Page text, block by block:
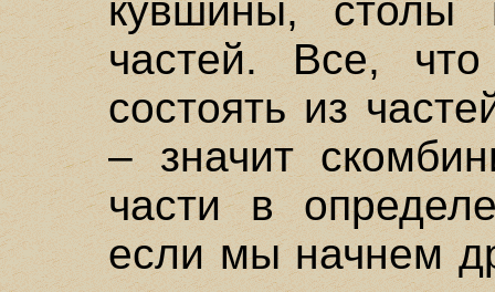
кувшины, столы
частей. Все,
состоять из
– значит
части в
если мы начнем